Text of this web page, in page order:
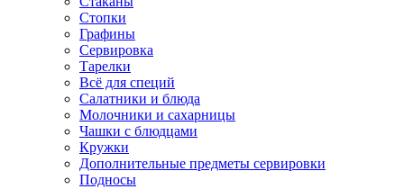
Стопки
Графины
Сервировка
Тарелки
Всё для специй
Салатники и блюда
Молочники и сахарницы
Чашки с блюдцами
Кружки
Дополнительные предметы сервировки
Подносы